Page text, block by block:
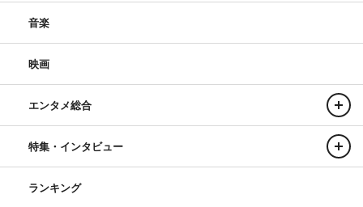
音楽
映画
エンタメ総合
特集・インタビュー
ランキング